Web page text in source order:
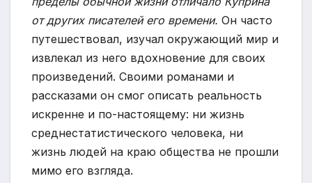
от других писателей его времени. Он часто
путешествовал, изучал окружающий мир и
извлекал из него вдохновение для своих
произведений. Своими романами и
рассказами он смог описать реальность
искренне и по-настоящему: ни жизнь
среднестатистического человека, ни
жизнь людей на краю общества не прошли
мимо его взгляда.